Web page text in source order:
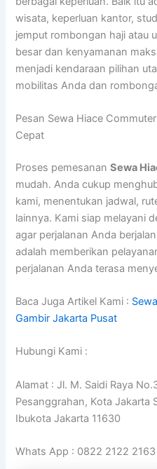
wisata, keperluan kantor,
jemput rombongan haji atau
besar dan kenyamanan
menjadi kendaraan pilihan
mobilitas Anda dan
Pesan Sewa Hiace
Cepat
Proses pemesananSewa
mudah. Anda cukup
kami, menentukan jadwal,
lainnya. Kami siap melayani
agar perjalanan Anda
adalah memberikan
perjalanan Anda terasa
Baca Juga Artikel Kami :
Gambir Jakarta Pusat
Hubungi Kami :
Alamat : Jl. M. Saidi Raya
Pesanggrahan, Kota Jakarta
Ibukota Jakarta 11630
Whats App : 0822 2122 2163